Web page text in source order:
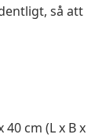
så att
cm (L x B x